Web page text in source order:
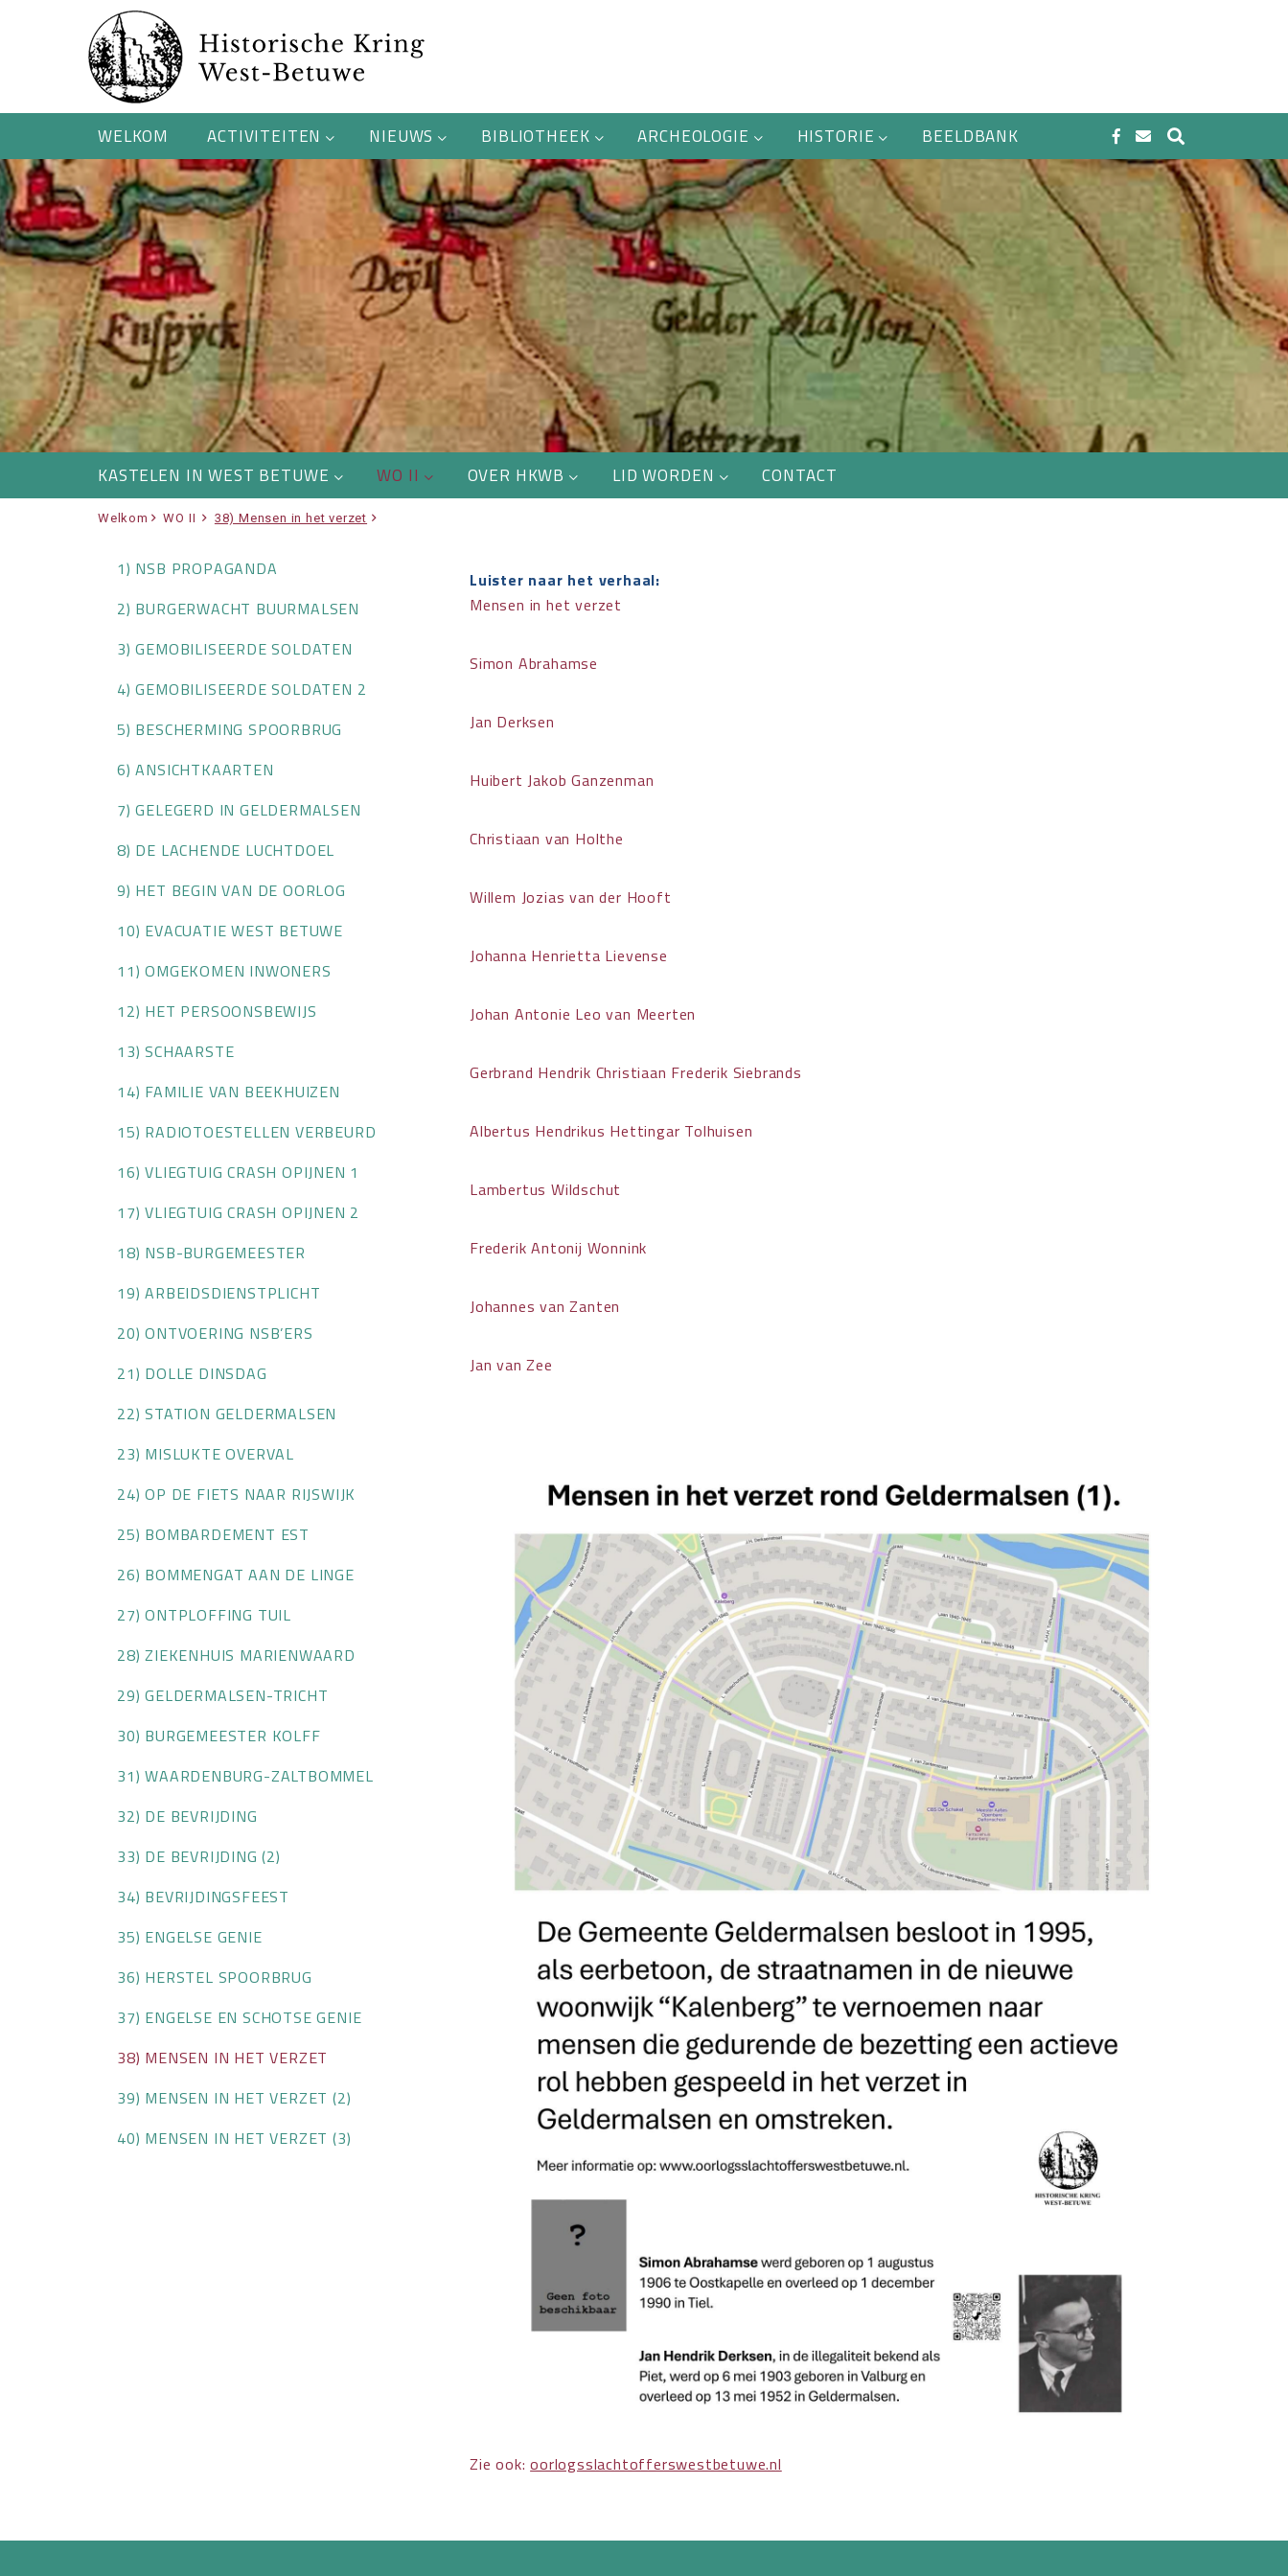
WELKOM ACTIVITEITEN NIEUWS BIBLIOTHEEK ARCHEOLOGIE HISTORIE BEELDBANK
KASTELEN IN WEST BETUWE WO II OVER HKWB LID WORDEN CONTACT
Welkom WO II 38) Mensen in het verzet
1) NSB PROPAGANDA
2) BURGERWACHT BUURMALSEN
3) GEMOBILISEERDE SOLDATEN
4) GEMOBILISEERDE SOLDATEN 2
5) BESCHERMING SPOORBRUG
6) ANSICHTKAARTEN
7) GELEGERD IN GELDERMALSEN
8) DE LACHENDE LUCHTDOEL
9) HET BEGIN VAN DE OORLOG
10) EVACUATIE WEST BETUWE
11) OMGEKOMEN INWONERS
12) HET PERSOONSBEWIJS
13) SCHAARSTE
14) FAMILIE VAN BEEKHUIZEN
15) RADIOTOESTELLEN VERBEURD
16) VLIEGTUIG CRASH OPIJNEN 1
17) VLIEGTUIG CRASH OPIJNEN 2
18) NSB-BURGEMEESTER
19) ARBEIDSDIENSTPLICHT
20) ONTVOERING NSB’ERS
21) DOLLE DINSDAG
22) STATION GELDERMALSEN
23) MISLUKTE OVERVAL
24) OP DE FIETS NAAR RIJSWIJK
25) BOMBARDEMENT EST
26) BOMMENGAT AAN DE LINGE
27) ONTPLOFFING TUIL
28) ZIEKENHUIS MARIENWAARD
29) GELDERMALSEN-TRICHT
30) BURGEMEESTER KOLFF
31) WAARDENBURG-ZALTBOMMEL
32) DE BEVRIJDING
33) DE BEVRIJDING (2)
34) BEVRIJDINGSFEEST
35) ENGELSE GENIE
36) HERSTEL SPOORBRUG
37) ENGELSE EN SCHOTSE GENIE
38) MENSEN IN HET VERZET
39) MENSEN IN HET VERZET (2)
40) MENSEN IN HET VERZET (3)
Luister naar het verhaal:
Mensen in het verzet
Simon Abrahamse
Jan Derksen
Huibert Jakob Ganzenman
Christiaan van Holthe
Willem Jozias van der Hooft
Johanna Henrietta Lievense
Johan Antonie Leo van Meerten
Gerbrand Hendrik Christiaan Frederik Siebrands
Albertus Hendrikus Hettingar Tolhuisen
Lambertus Wildschut
Frederik Antonij Wonnink
Johannes van Zanten
Jan van Zee
Zie ook:oorlogsslachtofferswestbetuwe.nl